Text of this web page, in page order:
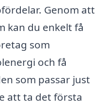
Genom att
kan du enkelt få
som
och få
som passar just
att ta det första